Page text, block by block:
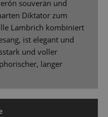
souverän und
Diktator zum
Lambrich kombiniert
ist elegant und
und voller
langer